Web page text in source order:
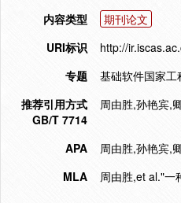
内容类型
期刊论文
URI标识
http://
专题
基础软件国家工
推荐引用方式
GB/T 7714
周由胜,孙艳宾,
APA
周由胜,孙艳宾,
MLA
周由胜,et al."一